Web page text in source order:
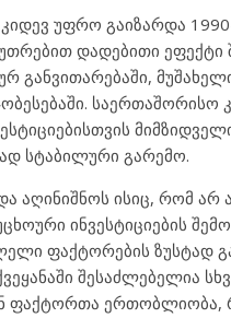
უფრო გაიზარდა
დადებითი
განვითარებაში,
სტაბილური გარემო.
აღინიშნოს ისიც, რომ
ინვესტიციების
ფაქტორების ზუსტად
შესაძლებელია
ფაქტორთა ერთობლიობა,